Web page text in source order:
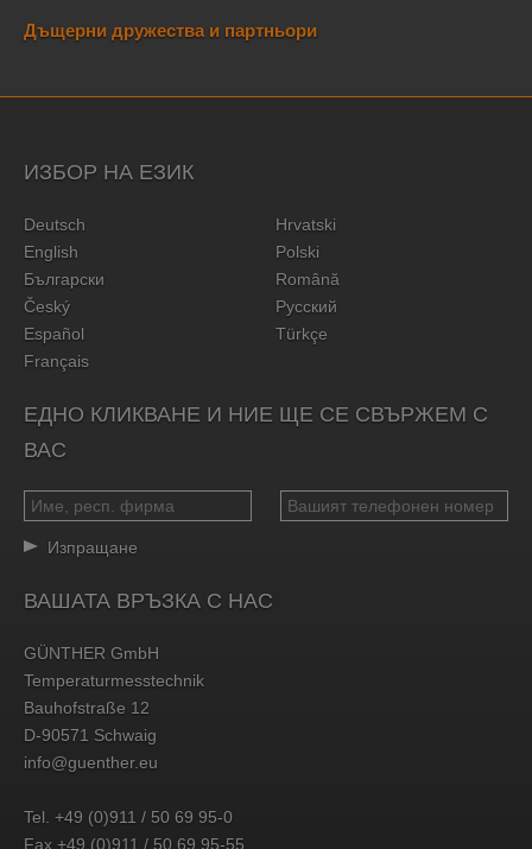
Дъщерни дружества и партньори
ИЗБОР НА ЕЗИК
Deutsch
English
Български
Český
Español
Français
Hrvatski
Polski
Română
Русский
Türkçe
ЕДНО КЛИКВАНЕ И НИЕ ЩЕ СЕ СВЪРЖЕМ С
ВАС
Изпращане
ВАШАТА ВРЪЗКА С НАС
GÜNTHER GmbH
Temperaturmesstechnik
Bauhofstraße 12
D-90571 Schwaig
info@guenther.eu
Tel. +49 (0)911 / 50 69 95-0
Fax +49 (0)911 / 50 69 95-55